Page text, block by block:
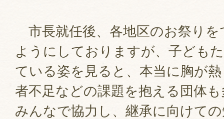
市長就任後、各地区のお祭り
ようにしておりますが、子ども
ている姿を見ると、本当に胸が
者不足などの課題を抱える団体
みんなで協力し、継承に向けて